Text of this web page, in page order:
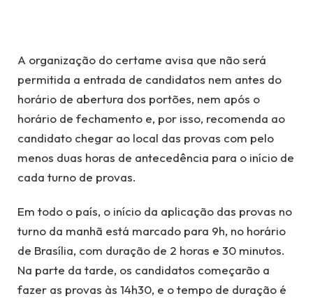
A organização do certame avisa que não será
permitida a entrada de candidatos nem antes do
horário de abertura dos portões, nem após o
horário de fechamento e, por isso, recomenda ao
candidato chegar ao local das provas com pelo
menos duas horas de antecedência para o início de
cada turno de provas.
Em todo o país, o início da aplicação das provas no
turno da manhã está marcado para 9h, no horário
de Brasília, com duração de 2 horas e 30 minutos.
Na parte da tarde, os candidatos começarão a
fazer as provas às 14h30, e o tempo de duração é